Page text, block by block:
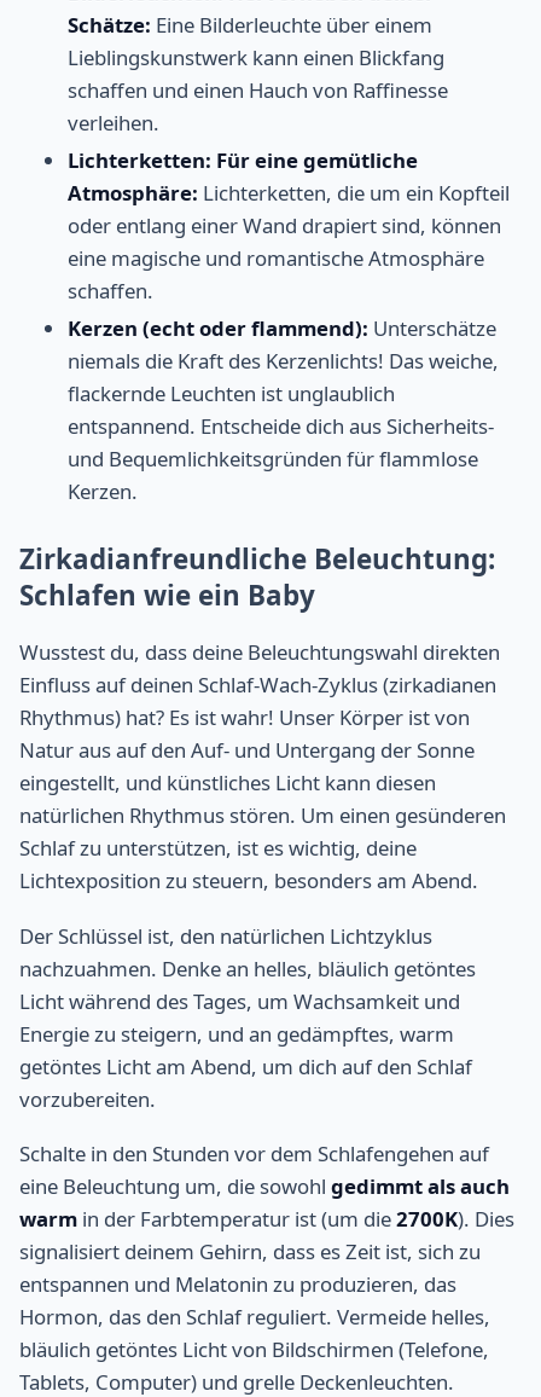
Schätze: Eine Bilderleuchte über einem
Lieblingskunstwerk kann einen Blickfang
schaffen und einen Hauch von Raffinesse
verleihen.
Lichterketten: Für eine gemütliche
Atmosphäre: Lichterketten, die um ein Kopfteil
oder entlang einer Wand drapiert sind, können
eine magische und romantische Atmosphäre
schaffen.
Kerzen (echt oder flammend): Unterschätze
niemals die Kraft des Kerzenlichts! Das weiche,
flackernde Leuchten ist unglaublich
entspannend. Entscheide dich aus Sicherheits-
und Bequemlichkeitsgründen für flammlose
Kerzen.
Zirkadianfreundliche Beleuchtung:
Schlafen wie ein Baby
Wusstest du, dass deine Beleuchtungswahl direkten
Einfluss auf deinen Schlaf-Wach-Zyklus (zirkadianen
Rhythmus) hat? Es ist wahr! Unser Körper ist von
Natur aus auf den Auf- und Untergang der Sonne
eingestellt, und künstliches Licht kann diesen
natürlichen Rhythmus stören. Um einen gesünderen
Schlaf zu unterstützen, ist es wichtig, deine
Lichtexposition zu steuern, besonders am Abend.
Der Schlüssel ist, den natürlichen Lichtzyklus
nachzuahmen. Denke an helles, bläulich getöntes
Licht während des Tages, um Wachsamkeit und
Energie zu steigern, und an gedämpftes, warm
getöntes Licht am Abend, um dich auf den Schlaf
vorzubereiten.
Schalte in den Stunden vor dem Schlafengehen auf
eine Beleuchtung um, die sowohl gedimmt als auch
warm in der Farbtemperatur ist (um die2700K). Dies
signalisiert deinem Gehirn, dass es Zeit ist, sich zu
entspannen und Melatonin zu produzieren, das
Hormon, das den Schlaf reguliert. Vermeide helles,
bläulich getöntes Licht von Bildschirmen (Telefone,
Tablets, Computer) und grelle Deckenleuchten.